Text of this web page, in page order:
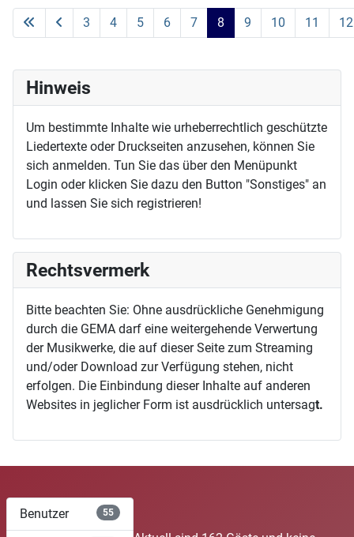
3 4 5 6 7 8 9 10 11 12
Hinweis
Um bestimmte Inhalte wie urheberrechtlich geschützte
Liedertexte oder Druckseiten anzusehen, können Sie
sich anmelden. Tun Sie das über den Menüpunkt
Login oder klicken Sie dazu den Button "Sonstiges" an
und lassen Sie sich registrieren!
Rechtsvermerk
Bitte beachten Sie: Ohne ausdrückliche Genehmigung
durch die GEMA darf eine weitergehende Verwertung
der Musikwerke, die auf dieser Seite zum Streaming
und/oder Download zur Verfügung stehen, nicht
erfolgen. Die Einbindung dieser Inhalte auf anderen
Websites in jeglicher Form ist ausdrücklich untersagt.
Benutzer 55